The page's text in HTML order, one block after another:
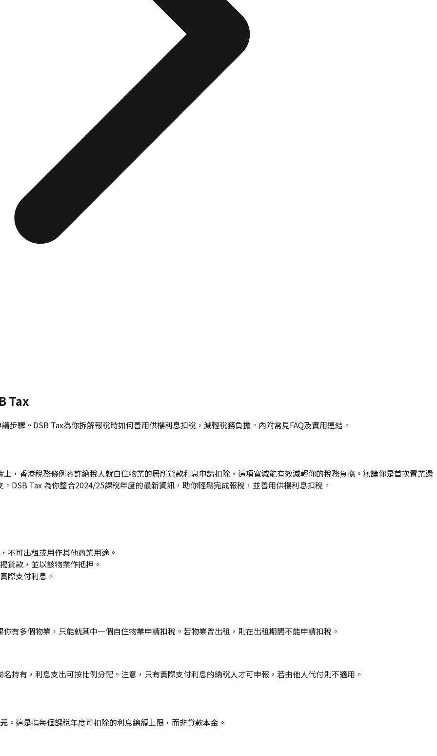
Tax
驟。DSB Tax為你拆解報稅時如何善用供樓利息扣稅，減輕稅務負擔。內附常見FAQ及實用連結。
，香港稅務條例容許納稅人就自住物業的居所貸款利息申請扣除，這項寬減能有效減輕你的稅務負擔。無論你是首次置業還
DSB Tax 為你整合2024/25課稅年度的最新資訊，助你輕鬆完成報稅，並善用供樓利息扣稅。
不可出租或用作其他商業用途。
貸款，並以該物業作抵押。
際支付利息。
有多個物業，只能就其中一個自住物業申請扣稅。若物業曾出租，則在出租期間不能申請扣稅。
持有，利息支出可按比例分配。注意，只有實際支付利息的納稅人才可申報，若由他人代付則不適用。
。這是指每個課稅年度可扣除的利息總額上限，而非貸款本金。